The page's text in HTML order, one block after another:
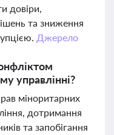
довіри,
та зниження
Джерело
управлінні?
міноритарних
дотримання
та запобігання